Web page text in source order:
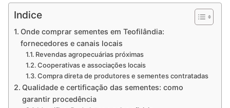
Indice
Onde comprar sementes em Teofilândia:
fornecedores e canais locais
Revendas agropecuárias próximas
Cooperativas e associações locais
Compra direta de produtores e sementes contratadas
Qualidade e certificação das sementes: como
garantir procedência